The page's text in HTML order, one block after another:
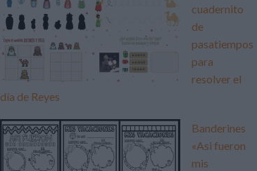
cuadernito
de
pasatiempos
para
resolver el
día de Reyes
Banderines
«Asi fueron
mis